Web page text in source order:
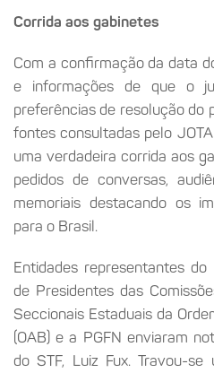
Corrida aos gabinetes
Com a confirmação da data
e informações de que o
preferências de resolução do
fontes consultadas pelo
uma verdadeira corrida aos
pedidos de conversas,
memoriais destacando os
para o Brasil.
Entidades representantes
de Presidentes das
Seccionais Estaduais da
(OAB) e a PGFN enviaram
do STF, Luiz Fux. Travou-se